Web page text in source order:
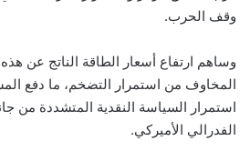
وقف الحرب.
وساهم ارتفاع أسعار الطاقة الناتج عن
المخاوف من استمرار التضخم، ما دفع
استمرار السياسة النقدية المتشددة من
الفدرالي الأميركي.